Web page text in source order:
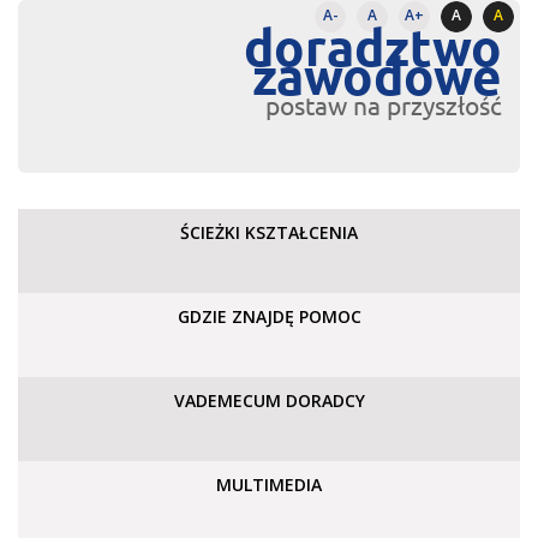
A- A A+ A A
doradztwo
zawodowe
postaw na przyszłość
ŚCIEŻKI KSZTAŁCENIA
GDZIE ZNAJDĘ POMOC
VADEMECUM DORADCY
MULTIMEDIA